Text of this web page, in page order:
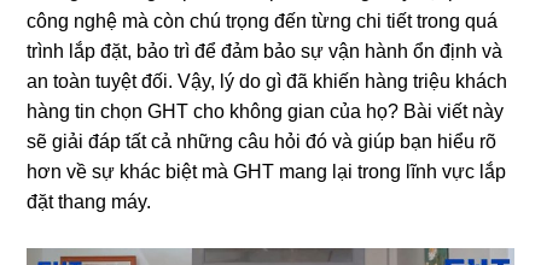
công nghệ mà còn chú trọng đến từng chi tiết trong quá
trình lắp đặt, bảo trì để đảm bảo sự vận hành ổn định và
an toàn tuyệt đối. Vậy, lý do gì đã khiến hàng triệu khách
hàng tin chọn GHT cho không gian của họ? Bài viết này
sẽ giải đáp tất cả những câu hỏi đó và giúp bạn hiểu rõ
hơn về sự khác biệt mà GHT mang lại trong lĩnh vực lắp
đặt thang máy.